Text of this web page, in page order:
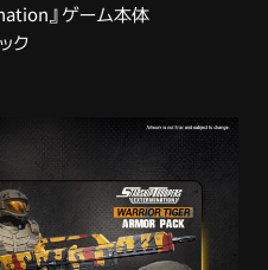
』ゲーム本体
ク